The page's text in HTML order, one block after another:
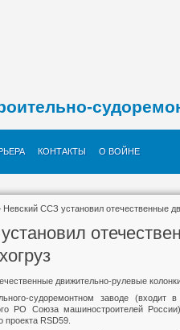
КОНТАКТЫ О ВОЙНЕ
Невский ССЗ установил отечественные
движительно-рулевые
судоремонтном заводе (входит
РО Союза машиностроителей
RSD59.